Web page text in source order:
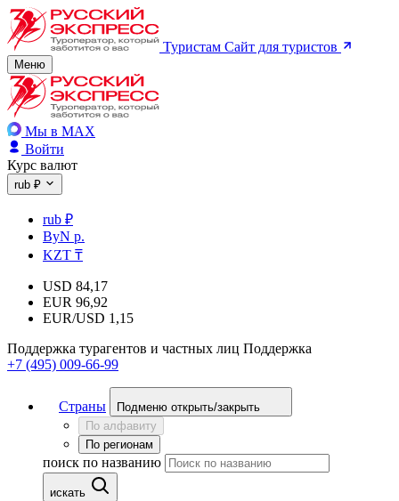
Туристам Сайт для туристов
Меню
Мы в MAX
Войти
Курс валют
rub ₽
rub ₽
ByN р.
KZT ₸
USD 84,17
EUR 96,92
EUR/USD 1,15
Поддержка турагентов и частных лиц Поддержка
+7 (495) 009-66-99
Страны
Подменю открыть/закрыть
По алфавиту
По регионам
поиск по названию
искать